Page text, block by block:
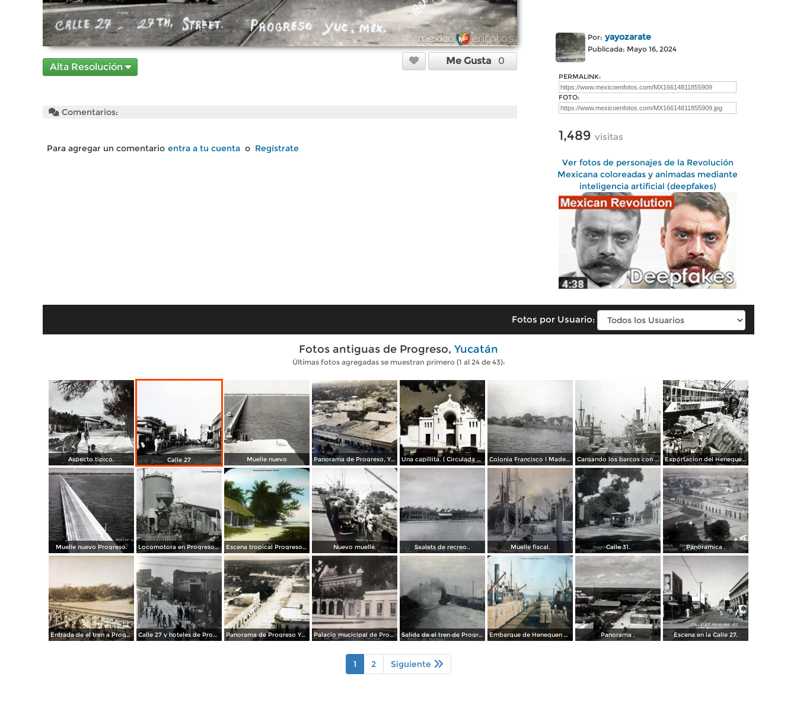
Alta Resolución
Me Gusta 0
Comentarios:
Para agregar un comentario entra a tu cuenta o Regístrate
Por: yayozarate
Publicada: Mayo 16, 2024
PERMALINK:
FOTO:
1,489 visitas
Ver fotos de personajes de la Revolución
Mexicana coloreadas y animadas mediante
inteligencia artificial (deepfakes)
Fotos por Usuario:
Fotos antiguas de Progreso, Yucatán
Últimas fotos agregadas se muestran primero (1 al 24 de 43):
Aspecto tipico. Calle 27 Muelle nuevo Panorama de Progreso, Yucatán ( Circulada el 18 de Diciembre de 1912 ). Una capillita. ( Circulada el 30 de Octubre de 1951 ). Colonia Francisco I Madero foto Leonardo. Cargando los barcos con Henequen ( Fechada en 1925 ). Exportacion del Henequen.
Muelle nuevo Progreso. Locomotora en Progreso Yucatan. Escena tropical Progreso, Yucatán. Nuevo muelle. Sxalets de recreo.. Muelle fiscal. Calle 31. Panoramica .
Entrada de el tren a Progreso Yucatan . Calle 27 y hoteles de Progreso Yucatan . Panorama de Progreso Yucatan . Palacio mucicipal de Progreso Yucatan . Salida de el tren de Progreso Yucatan. Embarque de Henequen Progreso Yucatan. Panorama . Escena en la Calle 27.
1 2 Siguiente